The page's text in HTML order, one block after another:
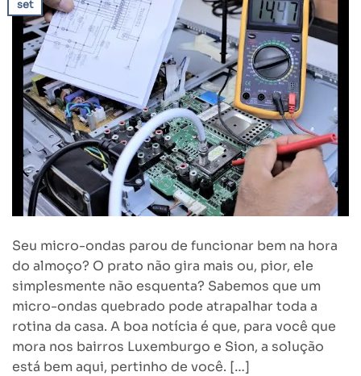
set
Seu micro-ondas parou de funcionar bem na hora
do almoço? O prato não gira mais ou, pior, ele
simplesmente não esquenta? Sabemos que um
micro-ondas quebrado pode atrapalhar toda a
rotina da casa. A boa notícia é que, para você que
mora nos bairros Luxemburgo e Sion, a solução
está bem aqui, pertinho de você. […]